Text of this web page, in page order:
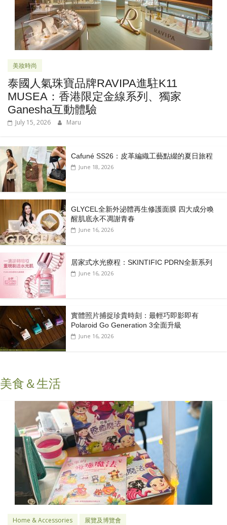
美妝時尚
泰國人氣珠寶品牌RAVIPA進駐K11
MUSEA：香港限定金線系列、獨家
Ganesha互動體驗
July 15, 2026 Maru
Cafuné SS26：皮革編織工藝點綴的夏日旅程
June 18, 2026
GLYCEL全新外泌體再生修護面膜 四大成分喚
醒肌底永不凋謝青春
June 16, 2026
居家式水光療程：SKINTIFIC PDRN全新系列
June 16, 2026
實體照片捕捉珍貴時刻：最輕巧即影即有
Polaroid Go Generation 3全面升級
June 16, 2026
美食＆生活
Home & Accessories 展覽及博覽會